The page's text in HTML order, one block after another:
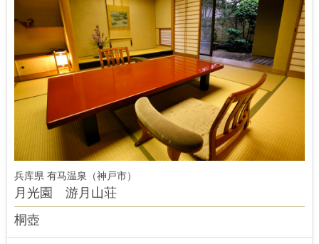
兵库県 有马温泉（神戸市）
月光園 游月山荘
桐壺